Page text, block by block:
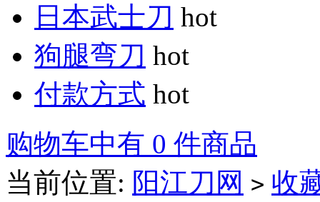
日本武士刀 hot
狗腿弯刀 hot
付款方式 hot
购物车中有 0 件商品
当前位置: 阳江刀网 > 收